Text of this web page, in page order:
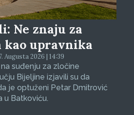
Ne znaju za
kao upravnika
Augusta 2026 | 14:39
suđenju za zločine
Bijeljine izjavili su da
je optuženi Petar Dmitrović
u Batkoviću.